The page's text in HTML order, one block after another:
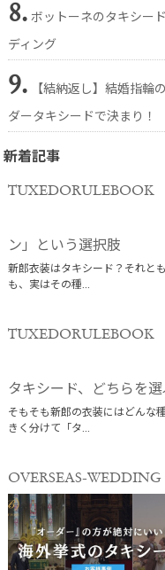
8. ボットーネのタキシー
ディング
9. 【結納返し】結婚指輪
ダータキシードで決まり！
新着記事
TUXEDORULEBOOK
ン」という選択肢
新郎衣装はタキシード？それと
も、実はその種...
TUXEDORULEBOOK
タキシード、どちらを選
そもそも新郎の衣装にはどんな
きく分けて「タ...
OVERSEAS-WEDDING